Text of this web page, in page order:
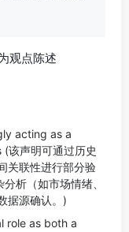
观点陈述
acting as a
该声明可通过历史
关联性进行部分验
析（如市场情绪、
据源确认。)
role as both a